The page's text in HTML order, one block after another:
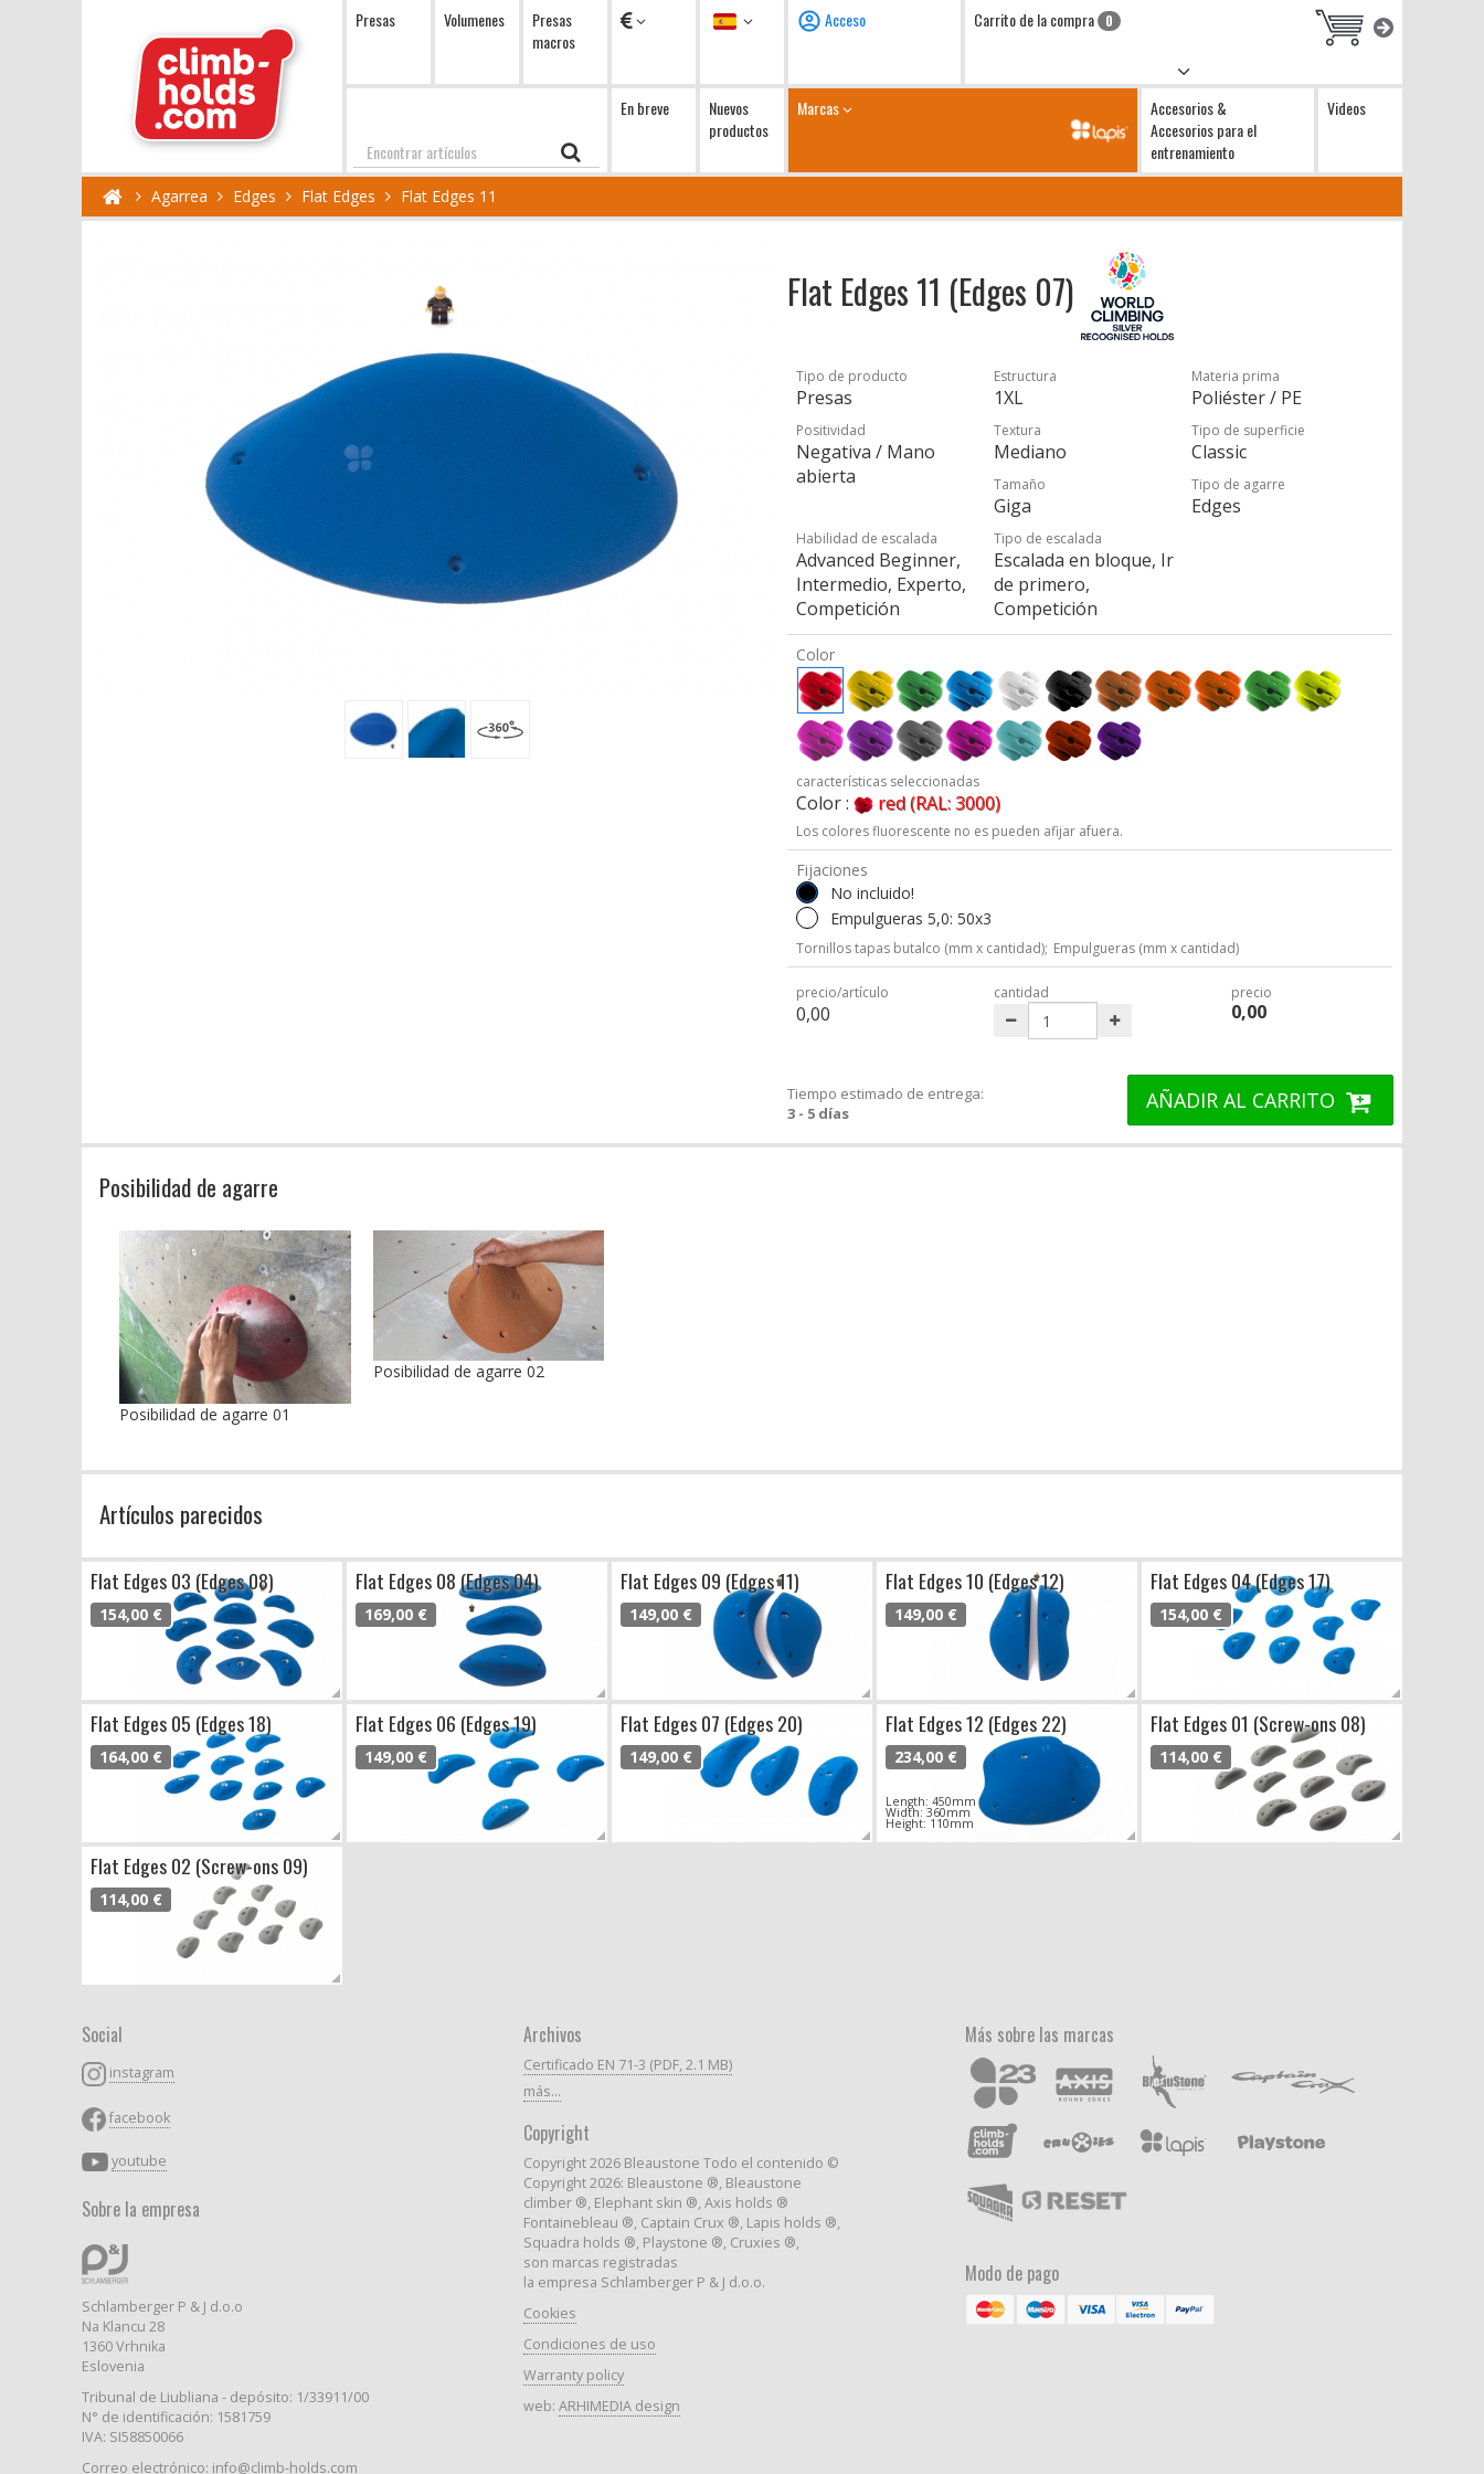
Presas Volumenes
Presas
macros
Monedas Idioma Acceso Carrito de la compra 0
Encontrar
En breve
Nuevos
productos
Marcas
Accesorios &
Accesorios para el
entrenamiento
Videos
Agarrea Edges Flat Edges Flat Edges 11
Flat Edges 11 (Edges 07)
Tipo de producto
Presas
Estructura
1XL
Materia prima
Poliéster / PE
Positividad
Negativa / Mano
abierta
Textura
Mediano
Tipo de superficie
Classic
Tamaño
Giga
Tipo de agarre
Edges
Habilidad de escalada
Advanced Beginner,
Intermedio, Experto,
Competición
Tipo de escalada
Escalada en bloque, Ir
de primero,
Competición
Color
características seleccionadas
Color : red (RAL: 3000)
Los colores fluorescente no es pueden afijar afuera.
Fijaciones
No incluido!
Empulgueras 5,0: 50x3
Tornillos tapas butalco (mm x cantidad); Empulgueras (mm x cantidad)
precio/artículo
0,00
cantidad precio
0,00
Tiempo estimado de entrega:
3 - 5 días
AÑADIR AL CARRITO
Posibilidad de agarre
Posibilidad de agarre 01
Posibilidad de agarre 02
Artículos parecidos
Flat Edges 03 (Edges 08)
154,00 €
Flat Edges 08 (Edges 04)
169,00 €
Flat Edges 09 (Edges 11)
149,00 €
Flat Edges 10 (Edges 12)
149,00 €
Flat Edges 04 (Edges 17)
154,00 €
Flat Edges 05 (Edges 18)
164,00 €
Flat Edges 06 (Edges 19)
149,00 €
Flat Edges 07 (Edges 20)
149,00 €
Flat Edges 12 (Edges 22)
234,00 €
Length: 450mm
Width: 360mm
Height: 110mm
Flat Edges 01 (Screw-ons 08)
114,00 €
Flat Edges 02 (Screw-ons 09)
114,00 €
Social
instagram
facebook
youtube
Sobre la empresa
Schlamberger P & J d.o.o
Na Klancu 28
1360 Vrhnika
Eslovenia
Tribunal de Liubliana - depósito: 1/33911/00
N° de identificación: 1581759
IVA: SI58850066
Correo electrónico: info@climb-holds.com
Archivos
Certificado EN 71-3 (PDF, 2.1 MB)
más...
Copyright
Copyright 2026 Bleaustone Todo el contenido ©
Copyright 2026: Bleaustone ®, Bleaustone
climber ®, Elephant skin ®, Axis holds ®
Fontainebleau ®, Captain Crux ®, Lapis holds ®,
Squadra holds ®, Playstone ®, Cruxies ®,
son marcas registradas
la empresa Schlamberger P & J d.o.o.
Cookies
Condiciones de uso
Warranty policy
web: ARHIMEDIA design
Más sobre las marcas
Modo de pago